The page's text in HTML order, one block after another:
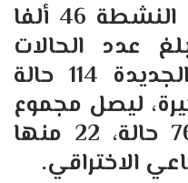
وبلغ مجموع الحالات النشطة 46 ألفا
بلغ عدد الحالات
الخطيرة أو الحرجة الجديدة 114 حالة
الأخيرة، ليصل مجموع
هذه الحالات إلى 767 حالة، 22 منها
الاختراقي.